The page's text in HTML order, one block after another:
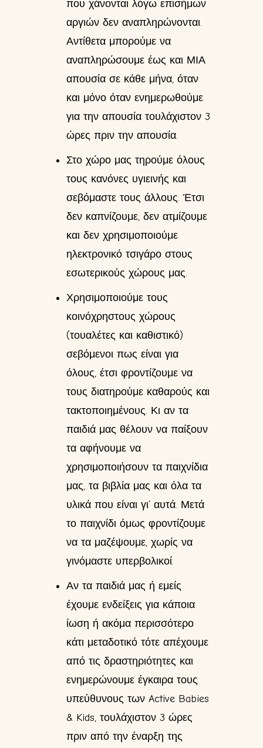
που χάνονται λόγω επισήμων
αργιών δεν αναπληρώνονται.
Αντίθετα μπορούμε να
αναπληρώσουμε έως και ΜΙΑ
απουσία σε κάθε μήνα, όταν
και μόνο όταν ενημερωθούμε
για την απουσία τουλάχιστον 3
ώρες πριν την απουσία.
Στο χώρο μας τηρούμε όλους
τους κανόνες υγιεινής και
σεβόμαστε τους άλλους. Έτσι
δεν καπνίζουμε, δεν ατμίζουμε
και δεν χρησιμοποιούμε
ηλεκτρονικό τσιγάρο στους
εσωτερικούς χώρους μας.
Χρησιμοποιούμε τους
κοινόχρηστους χώρους
(τουαλέτες και καθιστικό)
σεβόμενοι πως είναι για
όλους, έτσι φροντίζουμε να
τους διατηρούμε καθαρούς και
τακτοποιημένους. Κι αν τα
παιδιά μας θέλουν να παίξουν
τα αφήνουμε να
χρησιμοποιήσουν τα παιχνίδια
μας, τα βιβλία μας και όλα τα
υλικά που είναι γι’ αυτά. Μετά
το παιχνίδι όμως φροντίζουμε
να τα μαζέψουμε, χωρίς να
γινόμαστε υπερβολικοί.
Αν τα παιδιά μας ή εμείς
έχουμε ενδείξεις για κάποια
ίωση ή ακόμα περισσότερο
κάτι μεταδοτικό τότε απέχουμε
από τις δραστηριότητες και
ενημερώνουμε έγκαιρα τους
υπεύθυνους των Active Babies
& Kids, τουλάχιστον 3 ώρες
πριν από την έναρξη της